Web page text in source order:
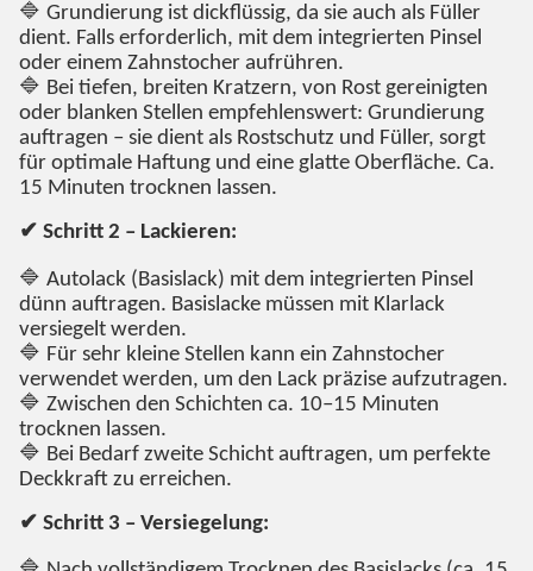
🔷 Grundierung ist dickflüssig, da sie auch als Füller
dient. Falls erforderlich, mit dem integrierten Pinsel
oder einem Zahnstocher aufrühren.
🔷 Bei tiefen, breiten Kratzern, von Rost gereinigten
oder blanken Stellen empfehlenswert: Grundierung
auftragen – sie dient als Rostschutz und Füller, sorgt
für optimale Haftung und eine glatte Oberfläche. Ca.
15 Minuten trocknen lassen.
✔ Schritt 2 – Lackieren:
🔷 Autolack (Basislack) mit dem integrierten Pinsel
dünn auftragen. Basislacke müssen mit Klarlack
versiegelt werden.
🔷 Für sehr kleine Stellen kann ein Zahnstocher
verwendet werden, um den Lack präzise aufzutragen.
🔷 Zwischen den Schichten ca. 10–15 Minuten
trocknen lassen.
🔷 Bei Bedarf zweite Schicht auftragen, um perfekte
Deckkraft zu erreichen.
✔ Schritt 3 – Versiegelung: